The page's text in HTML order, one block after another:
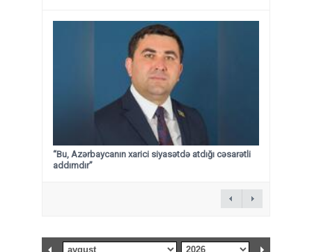
“Bu, Azərbaycanın xarici siyasətdə atdığı cəsarətli
addımdır”